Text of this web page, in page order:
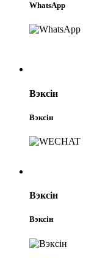
WhatsApp
Вэксін
Вэксін
Вэксін
Вэксін